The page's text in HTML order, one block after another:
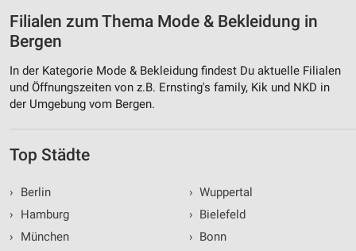
Filialen zum Thema Mode & Bekleidung in
Bergen
In der Kategorie Mode & Bekleidung findest Du aktuelle Filialen
und Öffnungszeiten von z.B. Ernsting's family, Kik und NKD in
der Umgebung vom Bergen.
Top Städte
›
Berlin
›
Hamburg
›
München
› Wuppertal
› Bielefeld
› Bonn